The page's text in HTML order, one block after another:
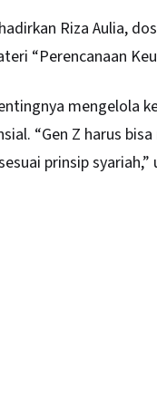
Riza Aulia,
“Perencanaan
mengelola
“Gen Z harus
prinsip syariah,”